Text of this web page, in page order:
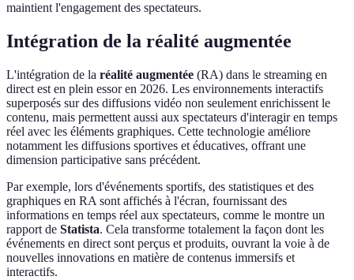
maintient l'engagement des spectateurs.
Intégration de la réalité augmentée
L'intégration de la réalité augmentée (RA) dans le streaming en
direct est en plein essor en 2026. Les environnements interactifs
superposés sur des diffusions vidéo non seulement enrichissent le
contenu, mais permettent aussi aux spectateurs d'interagir en temps
réel avec les éléments graphiques. Cette technologie améliore
notamment les diffusions sportives et éducatives, offrant une
dimension participative sans précédent.
Par exemple, lors d'événements sportifs, des statistiques et des
graphiques en RA sont affichés à l'écran, fournissant des
informations en temps réel aux spectateurs, comme le montre un
rapport de Statista. Cela transforme totalement la façon dont les
événements en direct sont perçus et produits, ouvrant la voie à de
nouvelles innovations en matière de contenus immersifs et
interactifs.